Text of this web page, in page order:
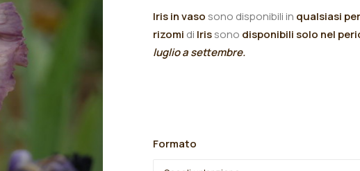
Iris in vaso sono disponibili in qualsiasi
rizomi di Irissono disponibili solo nel
luglio a settembre.
Formato